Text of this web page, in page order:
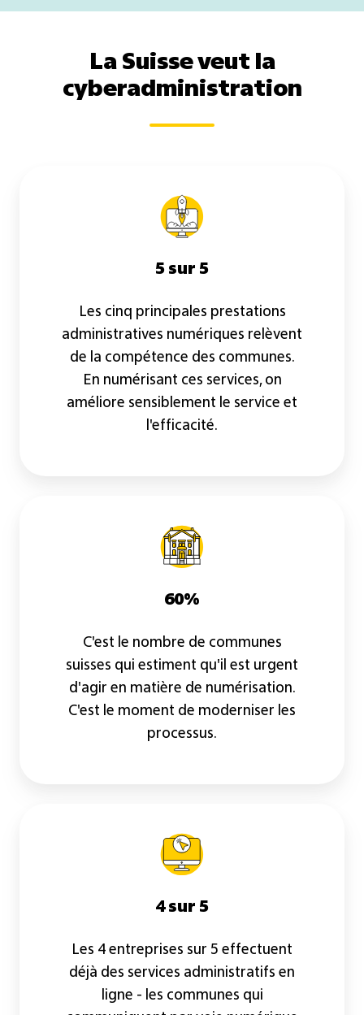
La Suisse veut la
cyberadministration
5 sur 5
Les cinq principales prestations
administratives numériques relèvent
de la compétence des communes.
En numérisant ces services, on
améliore sensiblement le service et
l'efficacité.
60%
C'est le nombre de communes
suisses qui estiment qu'il est urgent
d'agir en matière de numérisation.
C'est le moment de moderniser les
processus.
4 sur 5
Les 4 entreprises sur 5 effectuent
déjà des services administratifs en
ligne - les communes qui